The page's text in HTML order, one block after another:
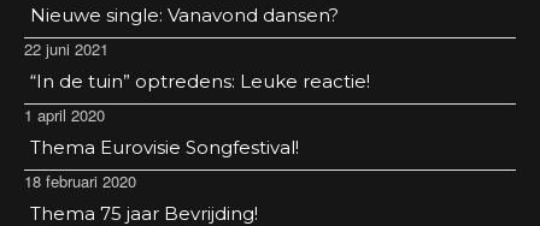
Nieuwe single: Vanavond dansen?
22 juni 2021
“In de tuin” optredens: Leuke reactie!
1 april 2020
Thema Eurovisie Songfestival!
18 februari 2020
Thema 75 jaar Bevrijding!